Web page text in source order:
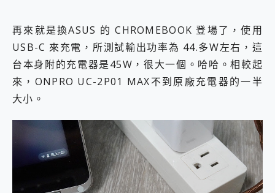
再來就是換ASUS 的 CHROMEBOOK 登場了，使用
USB-C 來充電，所測試輸出功率為 44.多W左右，這
台本身附的充電器是45W，很大一個。哈哈。相較起
來，ONPRO UC-2P01 MAX不到原廠充電器的一半
大小。